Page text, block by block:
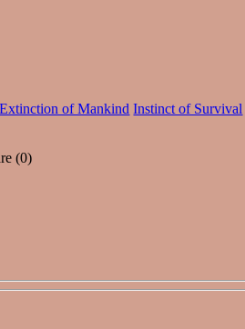
Extinction of Mankind Instinct of Survival
(0)